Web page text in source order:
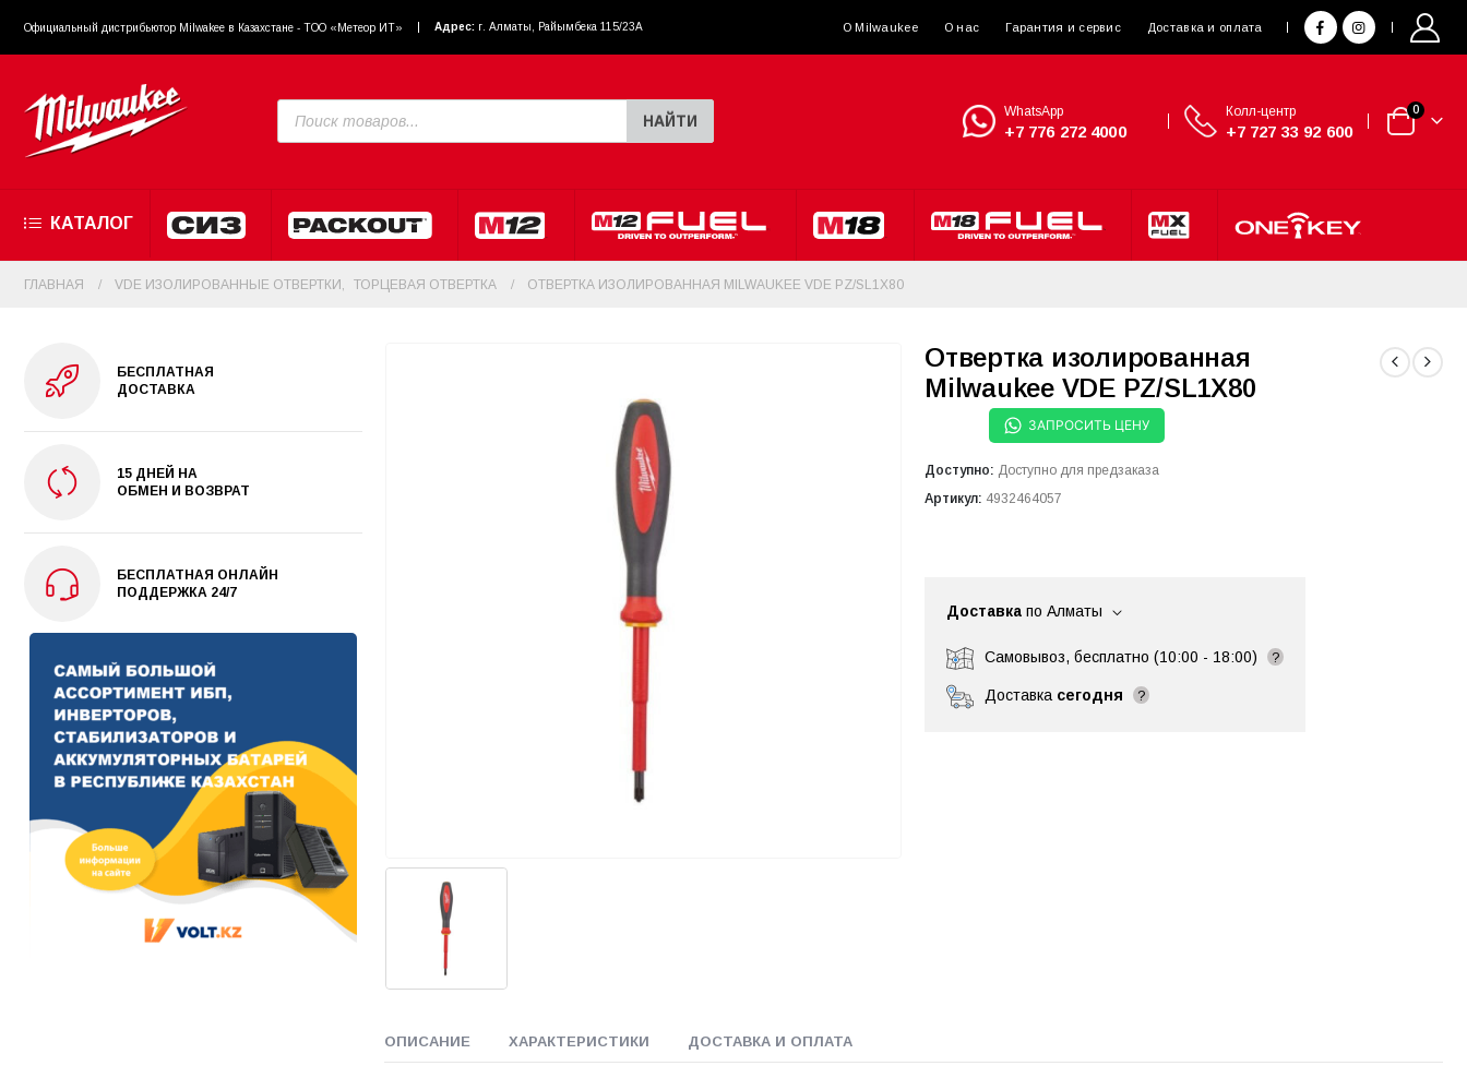
Официальный диcтрибьютор Milwakee в Казахстане - ТОО «Метеор ИТ» Адрес: г. Алматы, Райымбека 115/23A О Milwaukee О нас Гарантия и сервис Доставка и оплата
НАЙТИ
WhatsApp
+7 776 272 4000
Колл-центр
+7 727 33 92 600
0
КАТАЛОГ
ГЛАВНАЯ VDE ИЗОЛИРОВАННЫЕ ОТВЕРТКИ ТОРЦЕВАЯ ОТВЕРТКА ОТВЕРТКА ИЗОЛИРОВАННАЯ MILWAUKEE VDE PZ/SL1X80
Отвертка изолированная
Milwaukee VDE PZ/SL1X80
ЗАПРОСИТЬ ЦЕНУ
Доступно: Доступно для предзаказа
Артикул: 4932464057
Доставка по Алматы
Самовывоз, бесплатно (10:00 - 18:00) ?
Доставка сегодня ?
ОПИСАНИЕ ХАРАКТЕРИСТИКИ ДОСТАВКА И ОПЛАТА
БЕСПЛАТНАЯ
ДОСТАВКА
15 ДНЕЙ НА
ОБМЕН И ВОЗВРАТ
БЕСПЛАТНАЯ ОНЛАЙН
ПОДДЕРЖКА 24/7